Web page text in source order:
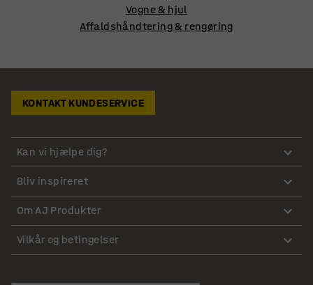
Vogne & hjul
Affaldshåndtering & rengøring
KONTAKT KUNDESERVICE
Kan vi hjælpe dig?
Bliv inspireret
Om AJ Produkter
Vilkår og betingelser